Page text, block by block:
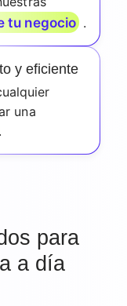
tu negocio.
y eficiente
una
para
a día